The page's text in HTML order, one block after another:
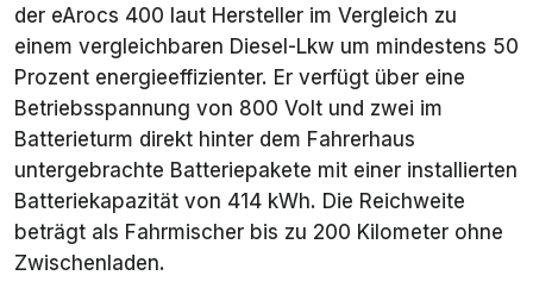
der eArocs 400 laut Hersteller im Vergleich zu
einem vergleichbaren Diesel-Lkw um mindestens 50
Prozent energieeffizienter. Er verfügt über eine
Betriebsspannung von 800 Volt und zwei im
Batterieturm direkt hinter dem Fahrerhaus
untergebrachte Batteriepakete mit einer installierten
Batteriekapazität von 414 kWh. Die Reichweite
beträgt als Fahrmischer bis zu 200 Kilometer ohne
Zwischenladen.